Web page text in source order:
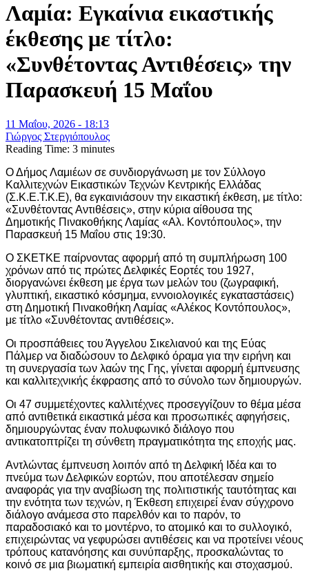
Λαμία: Εγκαίνια εικαστικής
έκθεσης με τίτλο:
«Συνθέτοντας Αντιθέσεις» την
Παρασκευή 15 Μαΐου
11 Μαΐου, 2026 - 18:13
Γιώργος Στεργιόπουλος
Reading Time: 3 minutes
Ο Δήμος Λαμιέων σε συνδιοργάνωση με τον Σύλλογο
Καλλιτεχνών Εικαστικών Τεχνών Κεντρικής Ελλάδας
(Σ.Κ.Ε.Τ.Κ.Ε), θα εγκαινιάσουν την εικαστική έκθεση, με τίτλο:
«Συνθέτοντας Αντιθέσεις», στην κύρια αίθουσα της
Δημοτικής Πινακοθήκης Λαμίας «Αλ. Κοντόπουλος», την
Παρασκευή 15 Μαΐου στις 19:30.
Ο ΣΚΕΤΚΕ παίρνοντας αφορμή από τη συμπλήρωση 100
χρόνων από τις πρώτες Δελφικές Εορτές του 1927,
διοργανώνει έκθεση με έργα των μελών του (ζωγραφική,
γλυπτική, εικαστικό κόσμημα, εννοιολογικές εγκαταστάσεις)
στη Δημοτική Πινακοθήκη Λαμίας «Αλέκος Κοντόπουλος»,
με τίτλο «Συνθέτοντας αντιθέσεις».
Οι προσπάθειες του Άγγελου Σικελιανού και της Εύας
Πάλμερ να διαδώσουν το Δελφικό όραμα για την ειρήνη και
τη συνεργασία των λαών της Γης, γίνεται αφορμή έμπνευσης
και καλλιτεχνικής έκφρασης από το σύνολο των δημιουργών.
Οι 47 συμμετέχοντες καλλιτέχνες προσεγγίζουν το θέμα μέσα
από αντιθετικά εικαστικά μέσα και προσωπικές αφηγήσεις,
δημιουργώντας έναν πολυφωνικό διάλογο που
αντικατοπτρίζει τη σύνθετη πραγματικότητα της εποχής μας.
Αντλώντας έμπνευση λοιπόν από τη Δελφική Ιδέα και το
πνεύμα των Δελφικών εορτών, που αποτέλεσαν σημείο
αναφοράς για την αναβίωση της πολιτιστικής ταυτότητας και
την ενότητα των τεχνών, η Έκθεση επιχειρεί έναν σύγχρονο
διάλογο ανάμεσα στο παρελθόν και το παρόν, το
παραδοσιακό και το μοντέρνο, το ατομικό και το συλλογικό,
επιχειρώντας να γεφυρώσει αντιθέσεις και να προτείνει νέους
τρόπους κατανόησης και συνύπαρξης, προσκαλώντας το
κοινό σε μια βιωματική εμπειρία αισθητικής και στοχασμού.